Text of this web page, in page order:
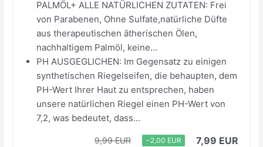
PALMÖL+ ALLE NATÜRLICHEN ZUTATEN: Frei
von Parabenen, Ohne Sulfate,natürliche Düfte
aus therapeutischen ätherischen Ölen,
nachhaltigem Palmöl, keine...
PH AUSGEGLICHEN: Im Gegensatz zu einigen
synthetischen Riegelseifen, die behaupten, dem
PH-Wert Ihrer Haut zu entsprechen, haben
unsere natürlichen Riegel einen PH-Wert von
7,2, was bedeutet, dass...
9,99 EUR −2,00 EUR 7,99 EUR